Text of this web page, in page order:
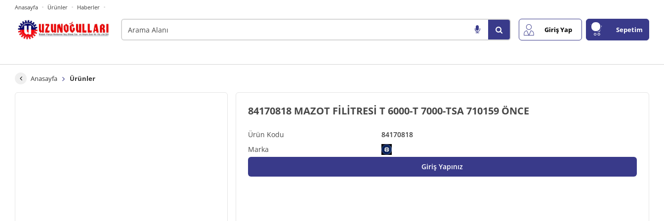
Anasayfa Ürünler Haberler
Giriş Yap Sepetim
Anasayfa Ürünler
84170818
84170818 MAZOT FİLİTRESİ T 6000-T 7000-TSA 710159 ÖNCE
Giriş Yapınız